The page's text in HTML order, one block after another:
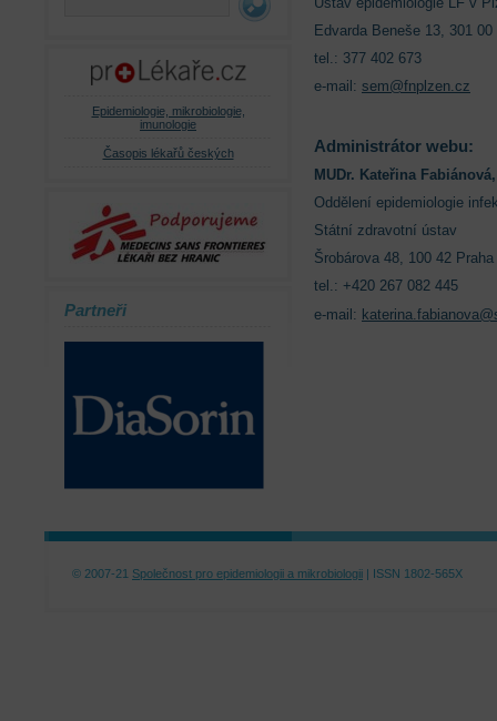
Epidemiologie, mikrobiologie,
imunologie
Časopis lékařů českých
Partneři
Edvarda Beneše 13, 301 00
tel.: 377 402 673
e-mail: sem@fnplzen.cz
Administrátor webu:
MUDr. Kateřina
Oddělení epidemiologie
Státní zdravotní ústav
Šrobárova 48, 100 42 Praha
tel.: +420 267 082 445
e-mail:
© 2007-21 Společnost pro epidemiologii a mikrobiologii | ISSN 1802-565X